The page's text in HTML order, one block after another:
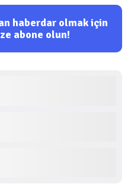
haberdar olmak için
abone olun!